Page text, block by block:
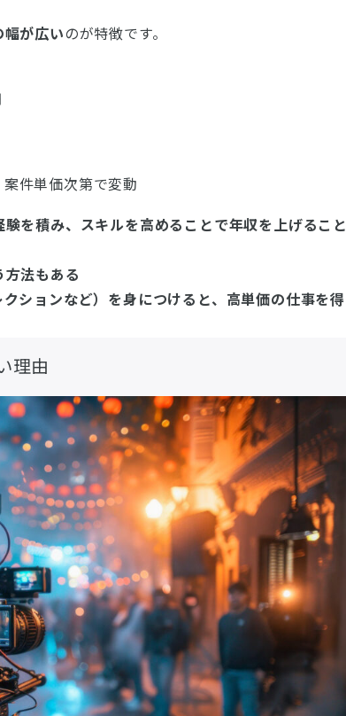
が広い のが特徴です。
件単価次第で変動
験を積み、スキルを高めることで年収を上げること
法もある
ションなど）を身につけると、高単価の仕事を得
理由